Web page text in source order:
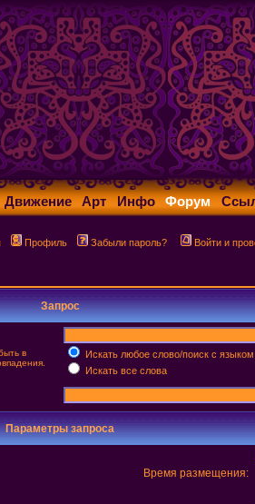
Движение Арт Инфо Форум
Профиль Забыли пароль? Войти и
Запрос
в
Искать любое слово/поиск с
Искать все слова
Параметры запроса
Время размещения: